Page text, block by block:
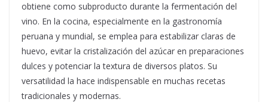
obtiene como subproducto durante la fermentación del
vino. En la cocina, especialmente en la gastronomía
peruana y mundial, se emplea para estabilizar claras de
huevo, evitar la cristalización del azúcar en preparaciones
dulces y potenciar la textura de diversos platos. Su
versatilidad la hace indispensable en muchas recetas
tradicionales y modernas.